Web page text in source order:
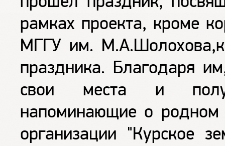
рамках проекта, кроме
МГГУ им.
праздника. Благодаря
свои места и
напоминающие о родном
организации "Курское